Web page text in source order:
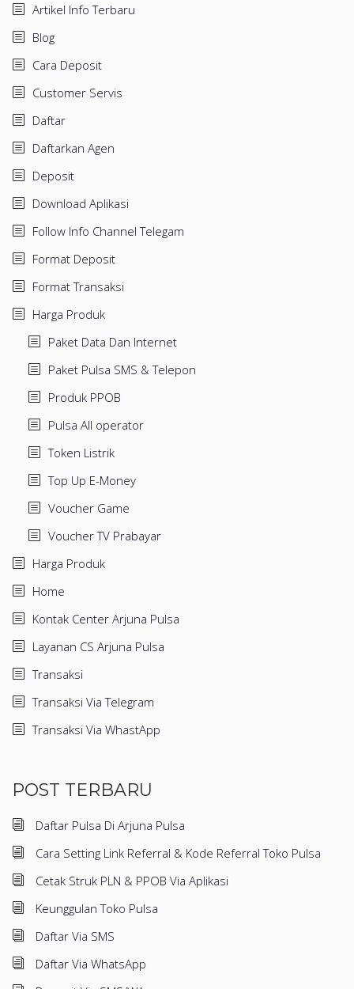
Artikel Info Terbaru
Blog
Cara Deposit
Customer Servis
Daftar
Daftarkan Agen
Deposit
Download Aplikasi
Follow Info Channel Telegam
Format Deposit
Format Transaksi
Harga Produk
Paket Data Dan Internet
Paket Pulsa SMS & Telepon
Produk PPOB
Pulsa All operator
Token Listrik
Top Up E-Money
Voucher Game
Voucher TV Prabayar
Harga Produk
Home
Kontak Center Arjuna Pulsa
Layanan CS Arjuna Pulsa
Transaksi
Transaksi Via Telegram
Transaksi Via WhastApp
POST TERBARU
Daftar Pulsa Di Arjuna Pulsa
Cara Setting Link Referral & Kode Referral Toko Pulsa
Cetak Struk PLN & PPOB Via Aplikasi
Keunggulan Toko Pulsa
Daftar Via SMS
Daftar Via WhatsApp